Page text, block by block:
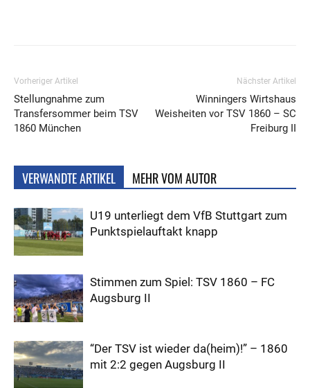
Vorheriger Artikel
Stellungnahme zum
Transfersommer beim TSV
1860 München
Nächster Artikel
Winningers Wirtshaus
Weisheiten vor TSV 1860 – SC
Freiburg II
VERWANDTE ARTIKEL MEHR VOM AUTOR
U19 unterliegt dem VfB Stuttgart zum
Punktspielauftakt knapp
Stimmen zum Spiel: TSV 1860 – FC
Augsburg II
“Der TSV ist wieder da(heim)!” – 1860
mit 2:2 gegen Augsburg II